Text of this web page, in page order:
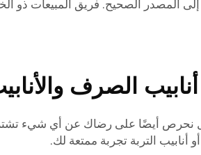
الصحيح. فريق المبيعات ذو
الصرف
بل نحرص أيضًا على رضاك عن أي شيء
التربة تجربة ممتعة لك.